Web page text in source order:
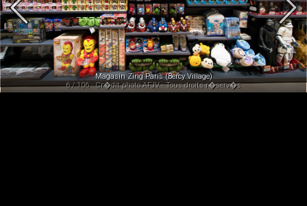
Magasin Zing Paris (Bercy Village)
6 / 106 - Cr�dit photo AFJV - Tous droits r�serv�s